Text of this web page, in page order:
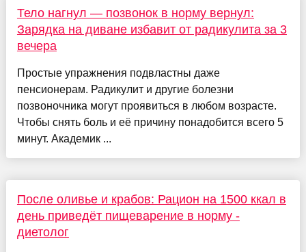
Тело нагнул — позвонок в норму вернул:
Зарядка на диване избавит от радикулита за 3
вечера
Простые упражнения подвластны даже
пенсионерам. Радикулит и другие болезни
позвоночника могут проявиться в любом возрасте.
Чтобы снять боль и её причину понадобится всего 5
минут. Академик ...
После оливье и крабов: Рацион на 1500 ккал в
день приведёт пищеварение в норму -
диетолог